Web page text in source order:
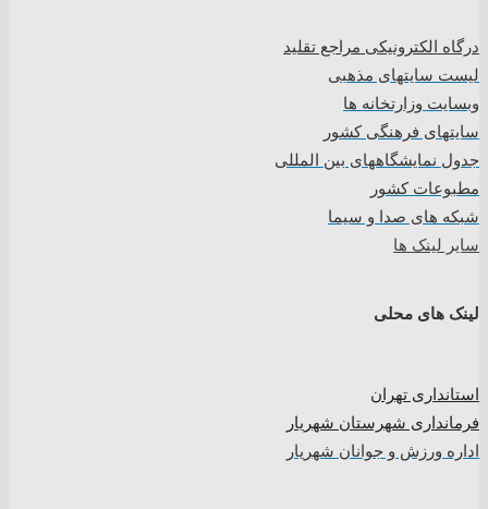
درگاه الکترونیکی مراجع تقلید
لیست سایتهای مذهبی
وبسایت وزارتخانه ها
سایتهای فرهنگی کشور
جدول نمایشگاههای بین المللی
مطبوعات کشور
شبکه های صدا و سیما
سایر لینک ها
لینک های محلی
استانداری تهران
فرمانداری شهرستان شهریار
اداره ورزش و جوانان شهریار